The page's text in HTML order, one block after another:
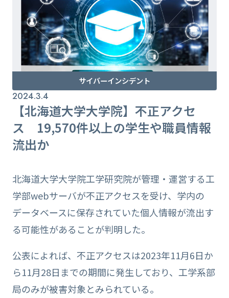
サイバーインシデント
2024.3.4
【北海道大学大学院】不正アクセ
ス 19,570件以上の学生や職員情報
流出か
北海道大学大学院工学研究院が管理・運営する工
学部webサーバが不正アクセスを受け、学内の
データベースに保存されていた個人情報が流出す
る可能性があることが判明した。
公表によれば、不正アクセスは2023年11月6日か
ら11月28日までの期間に発生しており、工学系部
局のみが被害対象とみられている。